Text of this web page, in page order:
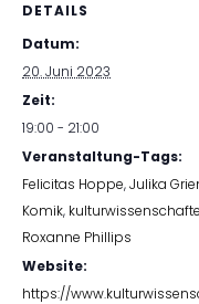
DETAILS
Datum:
20. Juni 2023
Zeit:
19:00 - 21:00
Veranstaltung-Tags:
Felicitas Hoppe,Julika
Komik,
Roxanne Phillips
Website:
https://